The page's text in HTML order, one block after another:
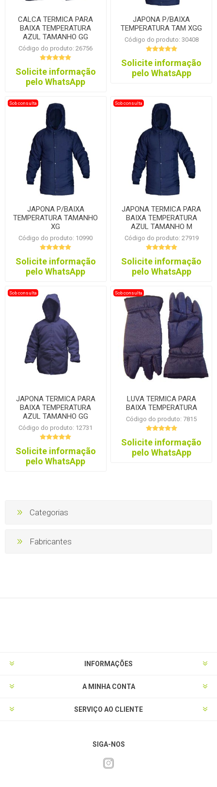
CALCA TERMICA PARA
BAIXA TEMPERATURA
AZUL TAMANHO GG
Código do produto: 26756
Solicite informação
pelo WhatsApp
JAPONA P/BAIXA
TEMPERATURA TAM XGG
Código do produto: 30408
Solicite informação
pelo WhatsApp
Sob consulta
JAPONA P/BAIXA
TEMPERATURA TAMANHO
XG
Código do produto: 10990
Solicite informação
pelo WhatsApp
Sob consulta
JAPONA TERMICA PARA
BAIXA TEMPERATURA
AZUL TAMANHO M
Código do produto: 27919
Solicite informação
pelo WhatsApp
Sob consulta
JAPONA TERMICA PARA
BAIXA TEMPERATURA
AZUL TAMANHO GG
Código do produto: 12731
Solicite informação
pelo WhatsApp
Sob consulta
LUVA TERMICA PARA
BAIXA TEMPERATURA
Código do produto: 7815
Solicite informação
pelo WhatsApp
Categorias
Fabricantes
INFORMAÇÕES
A MINHA CONTA
SERVIÇO AO CLIENTE
SIGA-NOS